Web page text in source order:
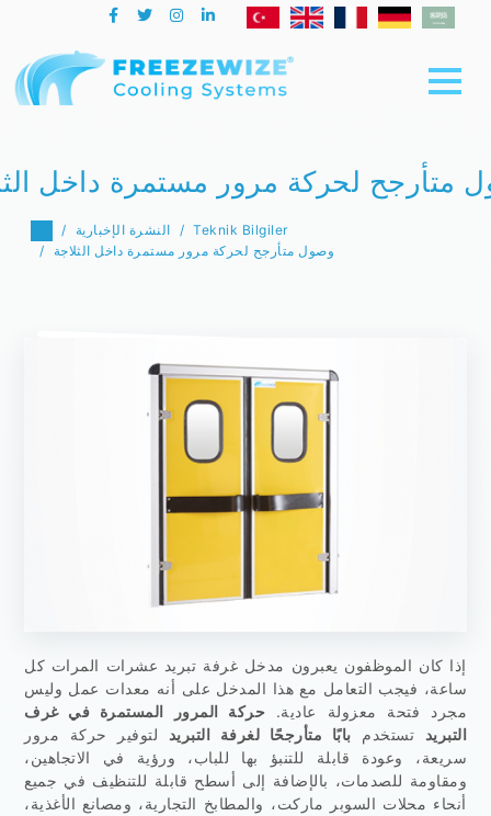
متأرجح لحركة مرور مستمرة داخل
النشرة الإخبارية
Teknik Bilgiler
وصول متأرجح لحركة مرور مستمرة داخل الثلاجة
إذا كان الموظفون يعبرون مدخل غرفة تبريد عشرات المرات كل
ساعة، فيجب التعامل مع هذا المدخل على أنه معدات عمل وليس
مجرد فتحة معزولة عادية. حركة المرور المستمرة في غرف
التبريد تستخدم بابًا متأرجحًا لغرفة التبريد لتوفير حركة مرور
سريعة، وعودة قابلة للتنبؤ بها للباب، ورؤية في الاتجاهين،
ومقاومة للصدمات، بالإضافة إلى أسطح قابلة للتنظيف في جميع
أنحاء محلات السوبر ماركت، والمطابخ التجارية، ومصانع الأغذية،